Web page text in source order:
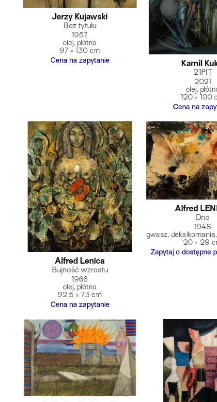
Jerzy Kujawski
Bez tytułu
1957
olej, płótno
97 × 130 cm
Cena na zapytanie
Kamil
21PIT
2021
olej,
120 × 100
Cena na
Alfred Lenica
Bujność wzrostu
1966
olej, płótno
92.5 × 73 cm
Cena na zapytanie
Alfred
Dno
1948
gwasz,
20 × 29
Zapytaj o dostępne